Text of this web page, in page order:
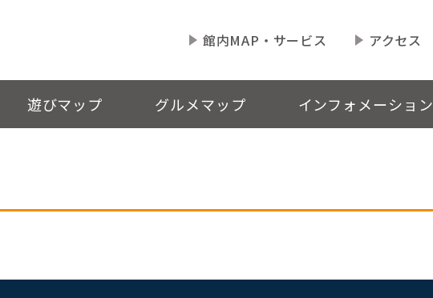
館内MAP・サービス アクセス
遊びマップ グルメマップ インフォメーション